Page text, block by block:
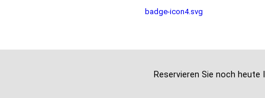
badge-icon4.svg
Reservieren Sie noch